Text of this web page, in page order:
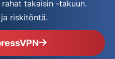
takaisin -takuun.
riskitöntä.